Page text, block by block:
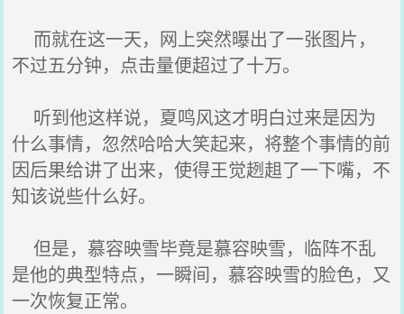
而就在这一天，网上突然曝出了一张图片，
不过五分钟，点击量便超过了十万。
听到他这样说，夏鸣风这才明白过来是因为
什么事情，忽然哈哈大笑起来，将整个事情的前
因后果给讲了出来，使得王觉趔趄了一下嘴，不
知该说些什么好。
但是，慕容映雪毕竟是慕容映雪，临阵不乱
是他的典型特点，一瞬间，慕容映雪的脸色，又
一次恢复正常。